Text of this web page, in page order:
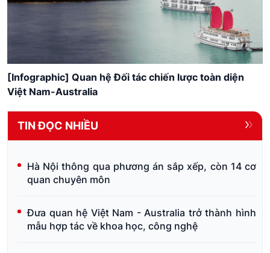
[Infographic] Quan hệ Đối tác chiến lược toàn diện
Việt Nam-Australia
TIN ĐỌC NHIỀU
Hà Nội thông qua phương án sắp xếp, còn 14 cơ
quan chuyên môn
Đưa quan hệ Việt Nam - Australia trở thành hình
mẫu hợp tác về khoa học, công nghệ